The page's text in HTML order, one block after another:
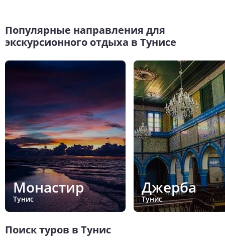
Популярные направления для
экскурсионного отдыха в Тунисе
Монастир
Тунис
Джерба
Тунис
Поиск туров в Тунис